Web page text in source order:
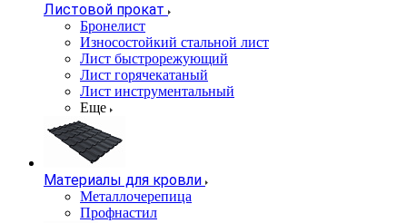
Листовой прокат
Бронелист
Износостойкий стальной лист
Лист быстрорежующий
Лист горячекатаный
Лист инструментальный
Еще
Материалы для кровли
Металлочерепица
Профнастил